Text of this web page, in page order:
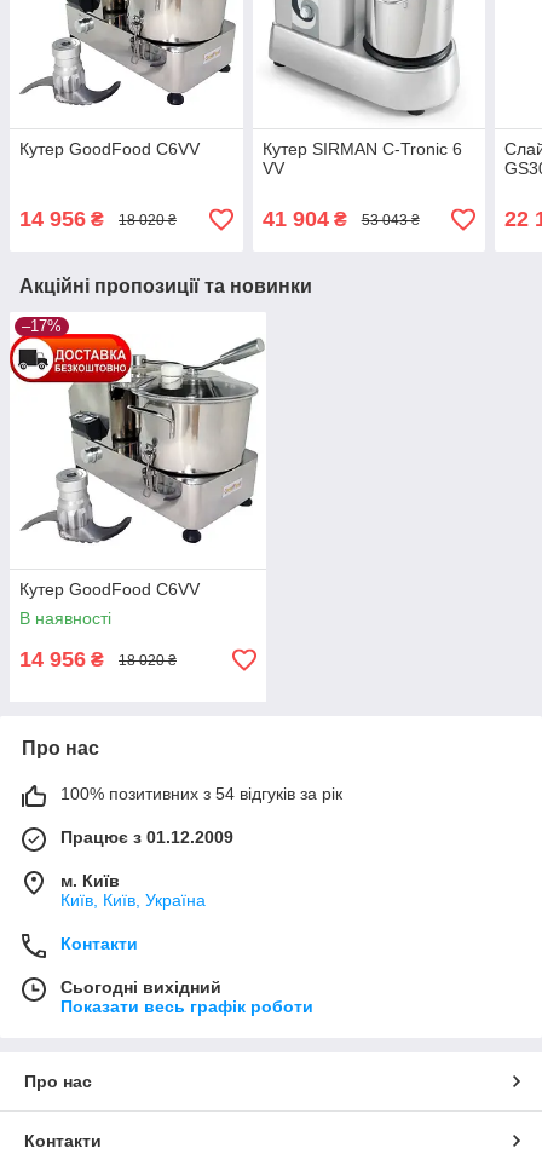
Кутер GoodFood C6VV
14 956 ₴ 18 020 ₴
Кутер SIRMAN C-Tronic 6
VV
41 904₴ 53 043 ₴ 22
Акційні пропозиції та новинки
–17%
Кутер GoodFood C6VV
В наявності
14 956 ₴ 18 020 ₴
Про нас
100% позитивних з 54 відгуків за рік
Працює з 01.12.2009
м. Київ
Київ, Київ, Україна
Контакти
Сьогодні вихідний
Показати весь графік роботи
Про нас
Контакти